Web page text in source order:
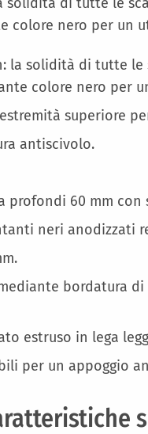
colore nero per un
solidità di tutte le
colore nero per
superiore
antiscivolo.
profondi 60 mm
neri anodizzati
bordatura di
estruso in lega
per un appoggio